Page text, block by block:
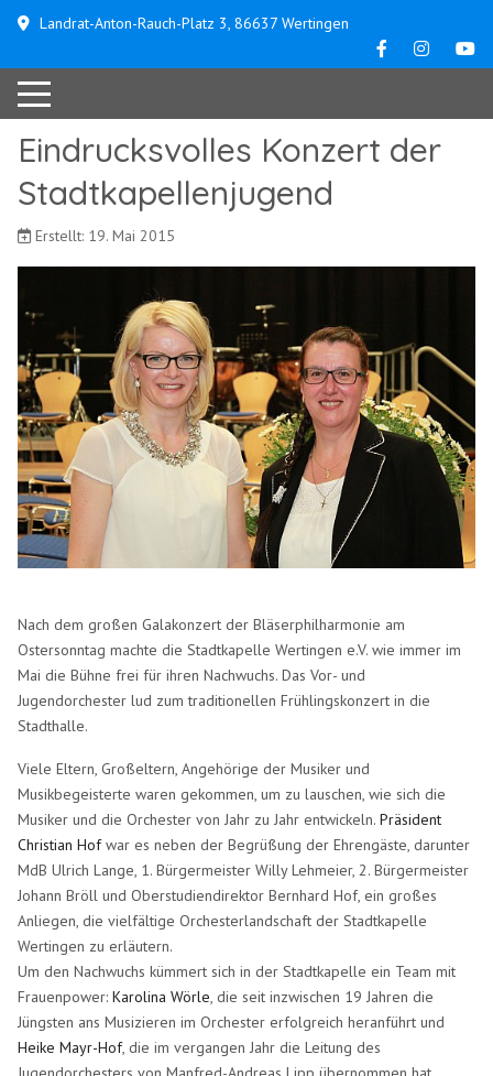
Landrat-Anton-Rauch-Platz 3, 86637 Wertingen
Eindrucksvolles Konzert der
Stadtkapellenjugend
Erstellt: 19. Mai 2015
Nach dem großen Galakonzert der Bläserphilharmonie am
Ostersonntag machte die Stadtkapelle Wertingen e.V. wie immer im
Mai die Bühne frei für ihren Nachwuchs. Das Vor- und
Jugendorchester lud zum traditionellen Frühlingskonzert in die
Stadthalle.
Viele Eltern, Großeltern, Angehörige der Musiker und
Musikbegeisterte waren gekommen, um zu lauschen, wie sich die
Musiker und die Orchester von Jahr zu Jahr entwickeln.Präsident
Christian Hofwar es neben der Begrüßung der Ehrengäste, darunter
MdB Ulrich Lange, 1. Bürgermeister Willy Lehmeier, 2. Bürgermeister
Johann Bröll und Oberstudiendirektor Bernhard Hof, ein großes
Anliegen, die vielfältige Orchesterlandschaft der Stadtkapelle
Wertingen zu erläutern.
Um den Nachwuchs kümmert sich in der Stadtkapelle ein Team mit
Frauenpower:Karolina Wörle, die seit inzwischen 19 Jahren die
Jüngsten ans Musizieren im Orchester erfolgreich heranführt und
Heike Mayr-Hof, die im vergangen Jahr die Leitung des